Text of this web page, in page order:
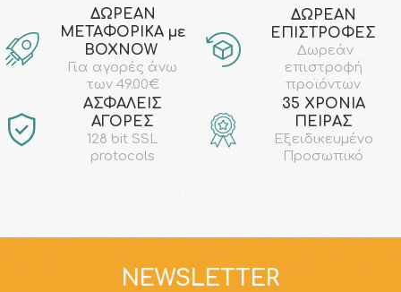
ΔΩΡΕΑΝ
ΜΕΤΑΦΟΡΙΚΑ με
ΒΟΧΝΟW
Για αγορές άνω
των 49.00€
ΔΩΡΕΑΝ
ΕΠΙΣΤΡΟΦΕΣ
Δωρεάν
επιστροφή
προϊόντων
AΣΦΑΛΕΙΣ
ΑΓΟΡΕΣ
128 bit SSL
protocols
35 ΧΡΟΝΙΑ
ΠΕΙΡΑΣ
Εξειδικευμένο
Προσωπικό
NEWSLETTER